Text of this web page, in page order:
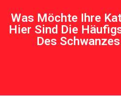
Was Möchte Ihre
Hier Sind Die
Des